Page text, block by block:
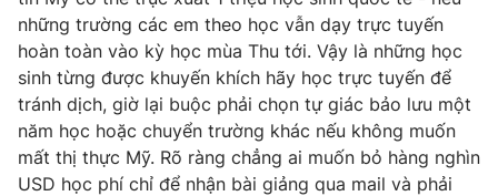
những trường các em theo học vẫn dạy trực tuyến
hoàn toàn vào kỳ học mùa Thu tới. Vậy là những học
sinh từng được khuyến khích hãy học trực tuyến để
tránh dịch, giờ lại buộc phải chọn tự giác bảo lưu một
năm học hoặc chuyển trường khác nếu không muốn
mất thị thực Mỹ. Rõ ràng chẳng ai muốn bỏ hàng nghìn
USD học phí chỉ để nhận bài giảng qua mail và phải